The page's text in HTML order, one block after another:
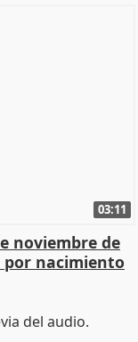
03:11
noviembre de
por nacimiento